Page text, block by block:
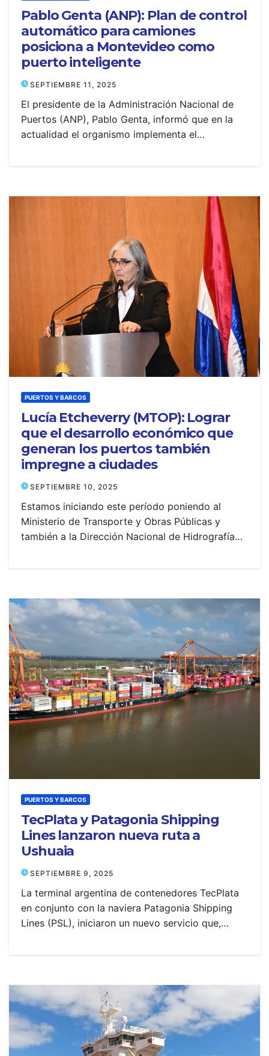
Pablo Genta (ANP): Plan de control
automático para camiones
posiciona a Montevideo como
puerto inteligente
SEPTIEMBRE 11, 2025
El presidente de la Administración Nacional de
Puertos (ANP), Pablo Genta, informó que en la
actualidad el organismo implementa el…
PUERTOS Y BARCOS
Lucía Etcheverry (MTOP): Lograr
que el desarrollo económico que
generan los puertos también
impregne a ciudades
SEPTIEMBRE 10, 2025
Estamos iniciando este período poniendo al
Ministerio de Transporte y Obras Públicas y
también a la Dirección Nacional de Hidrografía…
PUERTOS Y BARCOS
TecPlata y Patagonia Shipping
Lines lanzaron nueva ruta a
Ushuaia
SEPTIEMBRE 9, 2025
La terminal argentina de contenedores TecPlata
en conjunto con la naviera Patagonia Shipping
Lines (PSL), iniciaron un nuevo servicio que,…